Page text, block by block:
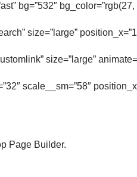
bg=”532″
size=”large”
size=”large”
scale__sm=”58″
Page Builder.